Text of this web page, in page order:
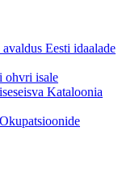
Eesti idaalade
ohvri isale
Kataloonia